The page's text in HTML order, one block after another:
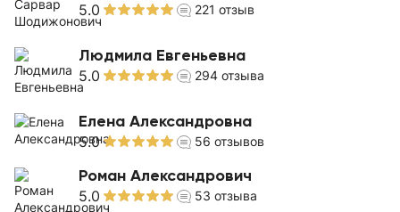
5.0 221 отзыв
Людмила Евгеньевна
5.0 294 отзыва
Елена Александровна
5.0 56 отзывов
Роман Александрович
5.0 53 отзыва